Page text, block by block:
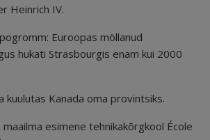
Heinrich IV.
Euroopas möllanud
hukati Strasbourgis enam kui 2000
kuulutas Kanada oma provintsiks.
esimene tehnikakõrgkool École